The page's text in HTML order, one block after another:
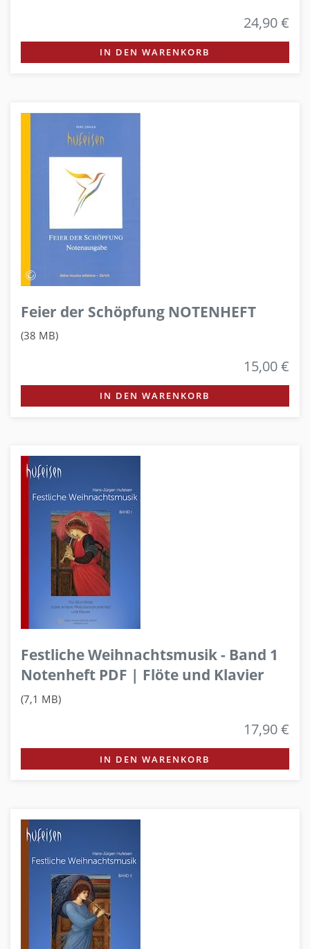
24,90 €
IN DEN WARENKORB
Feier der Schöpfung NOTENHEFT
(38 MB)
15,00 €
IN DEN WARENKORB
Festliche Weihnachtsmusik - Band 1
Notenheft PDF | Flöte und Klavier
(7,1 MB)
17,90 €
IN DEN WARENKORB